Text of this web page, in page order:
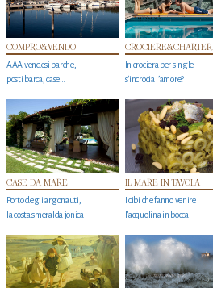
COMPRO&VENDO
AAA vendesi barche,
posti barca, case…
CROCIERE&CHARTER
In crociera per single
s'incrocia l’amore?
CASE DA MARE
Porto degli argonauti,
la costa smeralda jonica
IL MARE IN TAVOLA
I cibi che fanno venire
l’acquolina in bocca